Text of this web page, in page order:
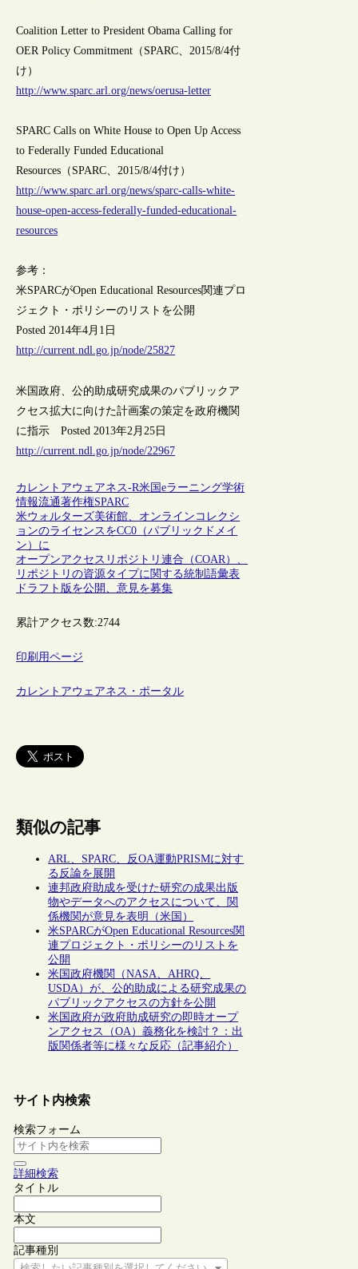
Coalition Letter to President Obama Calling for
OER Policy Commitment（SPARC、2015/8/4付
け）
http://www.sparc.arl.org/news/oerusa-letter
SPARC Calls on White House to Open Up Access
to Federally Funded Educational
Resources（SPARC、2015/8/4付け）
http://www.sparc.arl.org/news/sparc-calls-white-
house-open-access-federally-funded-educational-
resources
参考：
米SPARCがOpen Educational Resources関連プロ
ジェクト・ポリシーのリストを公開
Posted 2014年4月1日
http://current.ndl.go.jp/node/25827
米国政府、公的助成研究成果のパブリックア
クセス拡大に向けた計画案の策定を政府機関
に指示 Posted 2013年2月25日
http://current.ndl.go.jp/node/22967
カレントアウェアネス-R米国eラーニング学術
情報流通著作権SPARC
米ウォルターズ美術館、オンラインコレクシ
ョンのライセンスをCC0（パブリックドメイ
ン）に
オープンアクセスリポジトリ連合（COAR）、
リポジトリの資源タイプに関する統制語彙表
ドラフト版を公開、意見を募集
累計アクセス数:2744
印刷用ページ
カレントアウェアネス・ポータル
類似の記事
ARL、SPARC、反OA運動PRISMに対す
る反論を展開
連邦政府助成を受けた研究の成果出版
物やデータへのアクセスについて、関
係機関が意見を表明（米国）
米SPARCがOpen Educational Resources関
連プロジェクト・ポリシーのリストを
公開
米国政府機関（NASA、AHRQ、
USDA）が、公的助成による研究成果の
パブリックアクセスの方針を公開
米国政府が政府助成研究の即時オープ
ンアクセス（OA）義務化を検討？：出
版関係者等に様々な反応（記事紹介）
サイト内検索
検索フォーム
詳細検索
タイトル
本文
記事種別